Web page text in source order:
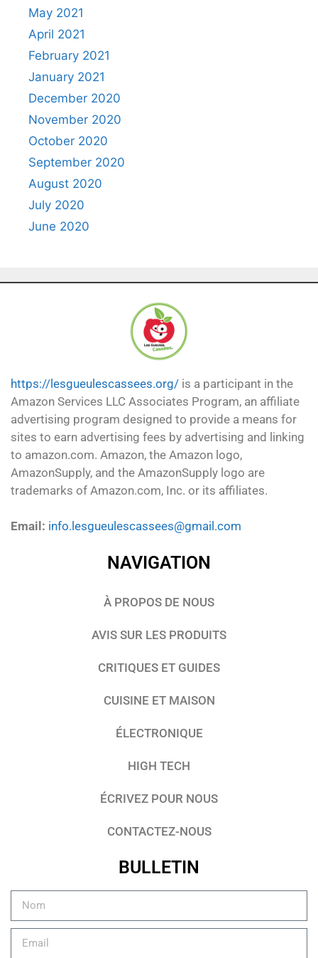
May 2021
April 2021
February 2021
January 2021
December 2020
November 2020
October 2020
September 2020
August 2020
July 2020
June 2020
https://lesgueulescassees.org/ is a participant in the
Amazon Services LLC Associates Program, an affiliate
advertising program designed to provide a means for
sites to earn advertising fees by advertising and linking
to amazon.com. Amazon, the Amazon logo,
AmazonSupply, and the AmazonSupply logo are
trademarks of Amazon.com, Inc. or its affiliates.
Email: info.lesgueulescassees@gmail.com
NAVIGATION
À PROPOS DE NOUS
AVIS SUR LES PRODUITS
CRITIQUES ET GUIDES
CUISINE ET MAISON
ÉLECTRONIQUE
HIGH TECH
ÉCRIVEZ POUR NOUS
CONTACTEZ-NOUS
BULLETIN